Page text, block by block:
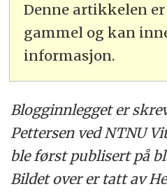
Denne artikkelen
gammel og kan
informasjon.
Blogginnlegget er
Pettersen ved NTNU
ble først publisert på
Bildet over er tatt av